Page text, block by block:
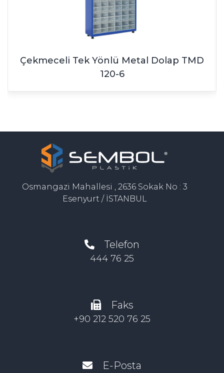
Çekmeceli Tek Yönlü Metal Dolap TMD
120-6
Osmangazi Mahallesi , 2636 Sokak No : 3
Esenyurt / İSTANBUL
Telefon
444 76 25
Faks
+90 212 520 76 25
E-Posta